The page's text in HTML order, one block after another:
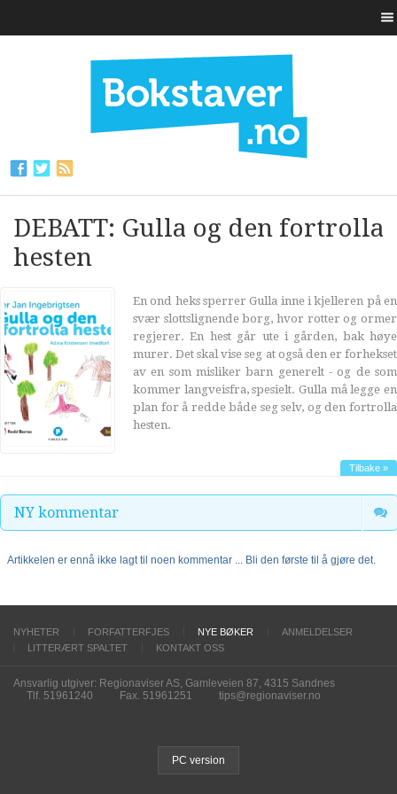
DEBATT: Gulla og den fortrolla
hesten
En ond heks sperrer Gulla inne i kjelleren på en
svær slottslignende borg, hvor rotter og ormer
regjerer. En hest går ute i gården, bak høye
murer. Det skal vise seg at også den er forhekset
av en som misliker barn generelt - og de som
kommer langveisfra, spesielt. Gulla må legge en
plan for å redde både seg selv, og den fortrolla
hesten.
Tilbake »
NY kommentar
Artikkelen er ennå ikke lagt til noen kommentar ... Bli den første til å gjøre det.
NYHETER FORFATTERFJES NYE BØKER
ANMELDELSER
LITTERÆRT SPALTET
KONTAKT OSS
Ansvarlig utgiver: Regionaviser AS, Gamleveien 87, 4315 Sandnes
Tlf. 51961240
Fax. 51961251 tips@regionaviser.no
PC version